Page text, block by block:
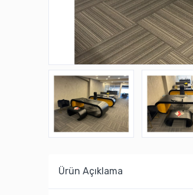
Ürün Açıklama